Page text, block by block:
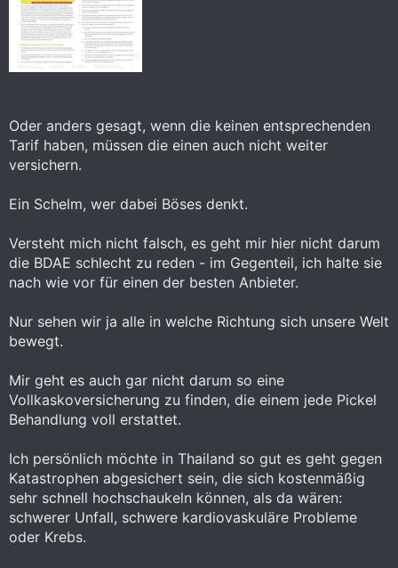
Oder anders gesagt, wenn die keinen entsprechenden
Tarif haben, müssen die einen auch nicht weiter
versichern.
Ein Schelm, wer dabei Böses denkt.
Versteht mich nicht falsch, es geht mir hier nicht darum
die BDAE schlecht zu reden - im Gegenteil, ich halte sie
nach wie vor für einen der besten Anbieter.
Nur sehen wir ja alle in welche Richtung sich unsere Welt
bewegt.
Mir geht es auch gar nicht darum so eine
Vollkaskoversicherung zu finden, die einem jede Pickel
Behandlung voll erstattet.
Ich persönlich möchte in Thailand so gut es geht gegen
Katastrophen abgesichert sein, die sich kostenmäßig
sehr schnell hochschaukeln können, als da wären:
schwerer Unfall, schwere kardiovaskuläre Probleme
oder Krebs.